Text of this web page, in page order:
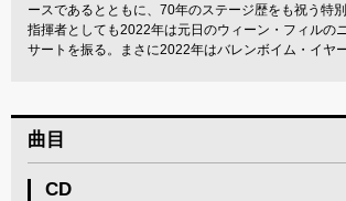
ースであるとともに、70年のステージ歴をも祝う特
指揮者としても2022年は元日のウィーン・フィルの
サートを振る。まさに2022年はバレンボイム・イヤ
曲目
CD